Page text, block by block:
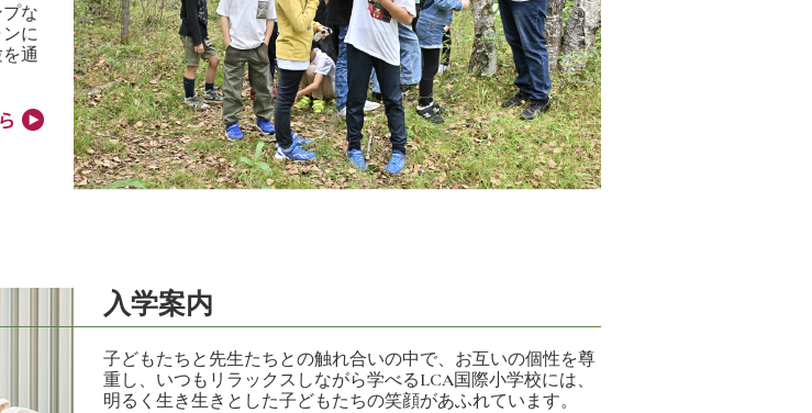
な
に
通
入学案内
子どもたちと先生たちとの触れ合いの中で、お互いの個性を尊
重し、いつもリラックスしながら学べるLCA国際小学校には、
明るく生き生きとした子どもたちの笑顔があふれています。